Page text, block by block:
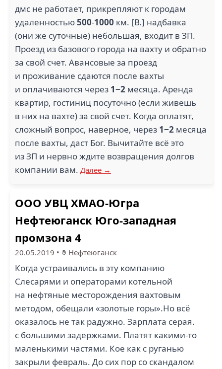
дмс не работает, прикрепляют к городам
удаленностью500-1000 км. [В.] надбавка
(они же суточные) небольшая, входит в ЗП.
Проезд из базового города на вахту и обратно
за свой счет. Авансовые за проезд
и проживание сдаются после вахты
и оплачиваются через 1−2 месяца. Аренда
квартир, гостиниц посуточно (если живешь
в них на вахте) за свой счет. Когда оплатят,
сложный вопрос, наверное, через 1−2 месяца
после вахты, даст Бог. Вычитайте всё это
из ЗП и нервно ждите возвращения долгов
компании вам. Далее →
ООО УВЦ ХМАО-Югра
Нефтеюганск Юго-западная
промзона 4
20.05.2019 • Нефтеюганск
Когда устраивались в эту компанию
Слесарями и операторами котельной
на нефтяные месторождения вахтовым
методом, обещали «золотые горы».Но всё
оказалось не так радужно. Зарплата серая.
с большими задержками. Платят какими-то
маленькими частями. Кое как с руганью
закрыли февраль. До сих пор со скандалом